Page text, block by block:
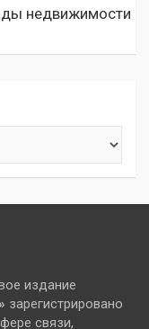
недвижимости
издание
зарегистрировано
связи,